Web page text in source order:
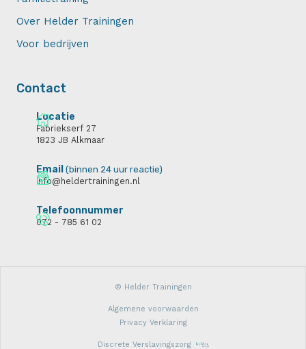
Over Helder Trainingen
Voor bedrijven
Contact
Locatie
Fabriekserf 27
1823 JB Alkmaar
Email (binnen 24 uur reactie)
info@heldertrainingen.nl
Telefoonnummer
072 - 785 61 02
© Helder Trainingen
Algemene voorwaarden
Privacy Verklaring
Discrete Verslavingszorg